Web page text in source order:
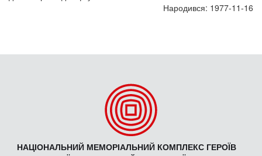
Народився: 1977-11-16
НАЦІОНАЛЬНИЙ МЕМОРІАЛЬНИЙ КОМПЛЕКС ГЕРОЇВ